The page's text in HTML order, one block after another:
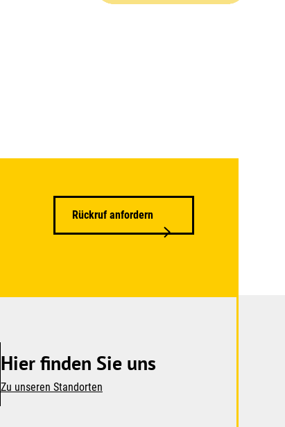
Rückruf anfordern
Hier finden Sie uns
Zu unseren Standorten